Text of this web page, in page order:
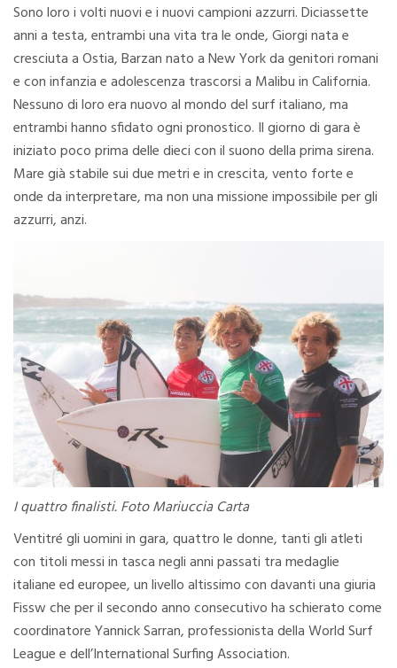
Sono loro i volti nuovi e i nuovi campioni azzurri. Diciassette
anni a testa, entrambi una vita tra le onde, Giorgi nata e
cresciuta a Ostia, Barzan nato a New York da genitori romani
e con infanzia e adolescenza trascorsi a Malibu in California.
Nessuno di loro era nuovo al mondo del surf italiano, ma
entrambi hanno sfidato ogni pronostico. Il giorno di gara è
iniziato poco prima delle dieci con il suono della prima sirena.
Mare già stabile sui due metri e in crescita, vento forte e
onde da interpretare, ma non una missione impossibile per gli
azzurri, anzi.
I quattro finalisti. Foto Mariuccia Carta
Ventitré gli uomini in gara, quattro le donne, tanti gli atleti
con titoli messi in tasca negli anni passati tra medaglie
italiane ed europee, un livello altissimo con davanti una giuria
Fissw che per il secondo anno consecutivo ha schierato come
coordinatore Yannick Sarran, professionista della World Surf
League e dell’International Surfing Association.